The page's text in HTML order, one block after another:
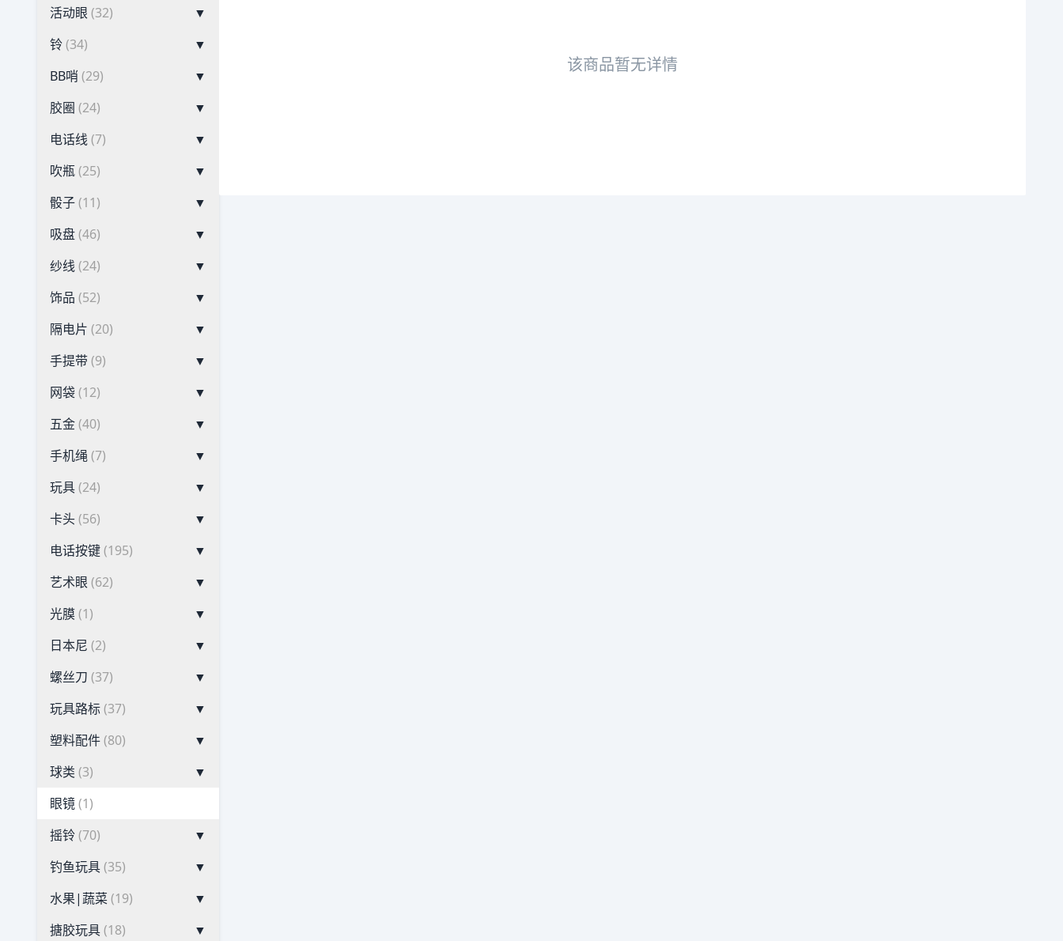
活动眼 (32)
▼
铃(34)
▼
BB哨 (29)
▼
胶圈 (24)
▼
电话线(7)
▼
吹瓶(25)
▼
骰子(11)
▼
吸盘(46)
▼
纱线(24)
▼
饰品 (52)
▼
隔电片 (20)
▼
手提带(9)
▼
网袋(12)
▼
五金(40)
▼
手机绳(7)
▼
玩具(24)
▼
卡头(56)
▼
电话按键(195)
▼
艺术眼 (62)
▼
光膜(1)
▼
日本尼 (2)
▼
螺丝刀 (37)
▼
玩具路标(37)
▼
塑料配件(80)
▼
球类 (3)
▼
眼镜(1)
摇铃(70)
▼
钓鱼玩具(35)
▼
水果|蔬菜(19)
▼
搪胶玩具(18) ▼
该商品暂无详情